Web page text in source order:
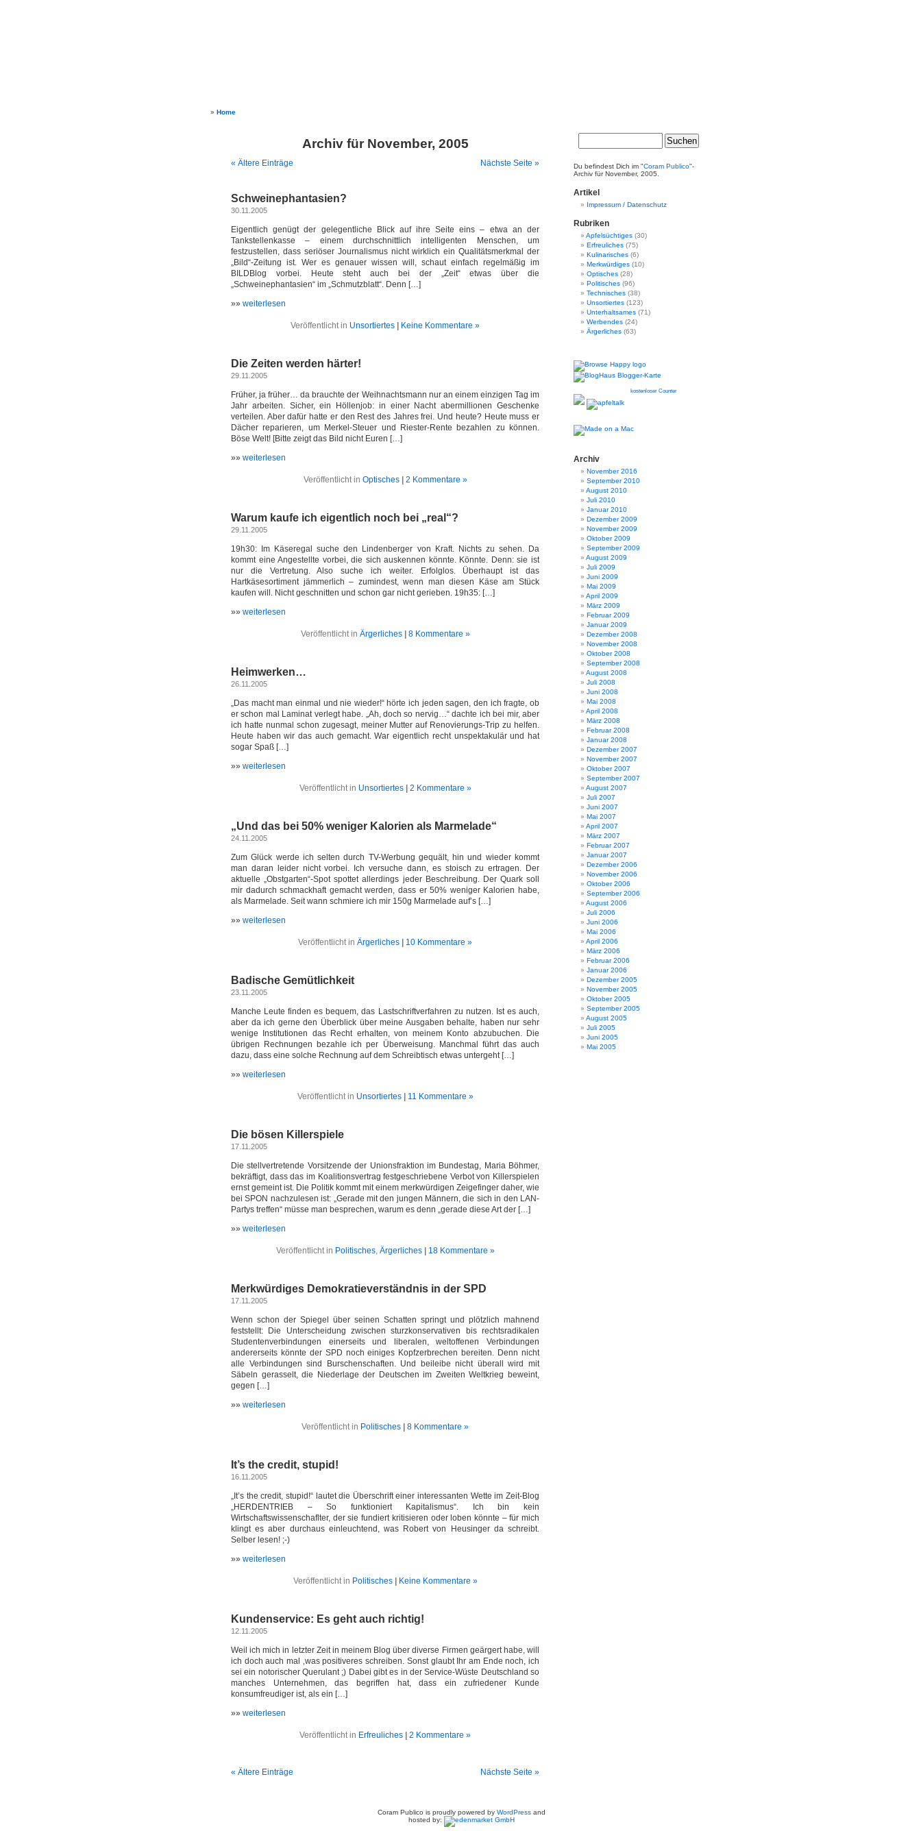
» Home
Archiv für November, 2005
« Ältere Einträge Nächste Seite »
Schweinephantasien?
30.11.2005
Eigentlich genügt der gelegentliche Blick auf ihre Seite eins – etwa an der
Tankstellenkasse – einem durchschnittlich intelligenten Menschen, um
festzustellen, dass seriöser Journalismus nicht wirklich ein Qualitätsmerkmal der
„Bild“-Zeitung ist. Wer es genauer wissen will, schaut einfach regelmäßig im
BILDBlog vorbei. Heute steht auch bei der „Zeit“ etwas über die
„Schweinephantasien“ im „Schmutzblatt“. Denn […]
»» weiterlesen
Veröffentlicht in Unsortiertes Keine Kommentare »
Die Zeiten werden härter!
29.11.2005
Früher, ja früher… da brauchte der Weihnachtsmann nur an einem einzigen Tag im
Jahr arbeiten. Sicher, ein Höllenjob: in einer Nacht abermillionen Geschenke
verteilen. Aber dafür hatte er den Rest des Jahres frei. Und heute? Heute muss er
Dächer reparieren, um Merkel-Steuer und Riester-Rente bezahlen zu können.
Böse Welt! [Bitte zeigt das Bild nicht Euren […]
»» weiterlesen
Veröffentlicht in Optisches 2 Kommentare »
Warum kaufe ich eigentlich noch bei „real“?
29.11.2005
19h30: Im Käseregal suche den Lindenberger von Kraft. Nichts zu sehen. Da
kommt eine Angestellte vorbei, die sich auskennen könnte. Könnte. Denn: sie ist
nur die Vertretung. Also suche ich weiter. Erfolglos. Überhaupt ist das
Hartkäsesortiment jämmerlich – zumindest, wenn man diesen Käse am Stück
kaufen will. Nicht geschnitten und schon gar nicht gerieben. 19h35: […]
»» weiterlesen
Veröffentlicht in Ärgerliches 8 Kommentare »
Heimwerken…
26.11.2005
„Das macht man einmal und nie wieder!“ hörte ich jeden sagen, den ich fragte, ob
er schon mal Laminat verlegt habe. „Ah, doch so nervig…“ dachte ich bei mir, aber
ich hatte nunmal schon zugesagt, meiner Mutter auf Renovierungs-Trip zu helfen.
Heute haben wir das auch gemacht. War eigentlich recht unspektakulär und hat
sogar Spaß […]
»» weiterlesen
Veröffentlicht in Unsortiertes 2 Kommentare »
„Und das bei 50% weniger Kalorien als Marmelade“
24.11.2005
Zum Glück werde ich selten durch TV-Werbung gequält, hin und wieder kommt
man daran leider nicht vorbei. Ich versuche dann, es stoisch zu ertragen. Der
aktuelle „Obstgarten“-Spot spottet allerdings jeder Beschreibung. Der Quark soll
mir dadurch schmackhaft gemacht werden, dass er 50% weniger Kalorien habe,
als Marmelade. Seit wann schmiere ich mir 150g Marmelade auf’s […]
»» weiterlesen
Veröffentlicht in Ärgerliches 10 Kommentare »
Badische Gemütlichkeit
23.11.2005
Manche Leute finden es bequem, das Lastschriftverfahren zu nutzen. Ist es auch,
aber da ich gerne den Überblick über meine Ausgaben behalte, haben nur sehr
wenige Institutionen das Recht erhalten, von meinem Konto abzubuchen. Die
übrigen Rechnungen bezahle ich per Überweisung. Manchmal führt das auch
dazu, dass eine solche Rechnung auf dem Schreibtisch etwas untergeht […]
»» weiterlesen
Veröffentlicht in Unsortiertes 11 Kommentare »
Die bösen Killerspiele
17.11.2005
Die stellvertretende Vorsitzende der Unionsfraktion im Bundestag, Maria Böhmer,
bekräftigt, dass das im Koalitionsvertrag festgeschriebene Verbot von Killerspielen
ernst gemeint ist. Die Politik kommt mit einem merkwürdigen Zeigefinger daher, wie
bei SPON nachzulesen ist: „Gerade mit den jungen Männern, die sich in den LAN-
Partys treffen“ müsse man besprechen, warum es denn „gerade diese Art der […]
»» weiterlesen
Veröffentlicht in Politisches, Ärgerliches 18 Kommentare »
Merkwürdiges Demokratieverständnis in der SPD
17.11.2005
Wenn schon der Spiegel über seinen Schatten springt und plötzlich mahnend
feststellt: Die Unterscheidung zwischen sturzkonservativen bis rechtsradikalen
Studentenverbindungen einerseits und liberalen, weltoffenen Verbindungen
andererseits könnte der SPD noch einiges Kopfzerbrechen bereiten. Denn nicht
alle Verbindungen sind Burschenschaften. Und beileibe nicht überall wird mit
Säbeln gerasselt, die Niederlage der Deutschen im Zweiten Weltkrieg beweint,
gegen […]
»» weiterlesen
Veröffentlicht in Politisches 8 Kommentare »
It’s the credit, stupid!
16.11.2005
„It’s the credit, stupid!“ lautet die Überschrift einer interessanten Wette im Zeit-Blog
„HERDENTRIEB – So funktioniert Kapitalismus“. Ich bin kein
Wirtschaftswissenschaflter, der sie fundiert kritisieren oder loben könnte – für mich
klingt es aber durchaus einleuchtend, was Robert von Heusinger da schreibt.
Selber lesen! ;-)
»» weiterlesen
Veröffentlicht in Politisches Keine Kommentare »
Kundenservice: Es geht auch richtig!
12.11.2005
Weil ich mich in letzter Zeit in meinem Blog über diverse Firmen geärgert habe, will
ich doch auch mal ‚was positiveres schreiben. Sonst glaubt Ihr am Ende noch, ich
sei ein notorischer Querulant ;) Dabei gibt es in der Service-Wüste Deutschland so
manches Unternehmen, das begriffen hat, dass ein zufriedener Kunde
konsumfreudiger ist, als ein […]
»» weiterlesen
Veröffentlicht in Erfreuliches 2 Kommentare »
« Ältere Einträge Nächste Seite »
Du befindest Dich im "Coram Publico"-
Archiv für November, 2005.
Artikel
Impressum / Datenschutz
Rubriken
Apfelsüchtiges (30)
Erfreuliches (75)
Kulinarisches (6)
Merkwürdiges (10)
Optisches (28)
Politisches (96)
Technisches (38)
Unsortiertes (123)
Unterhaltsames (71)
Werbendes (24)
Ärgerliches (63)
kostenloser Counter
Archiv
November 2016
September 2010
August 2010
Juli 2010
Januar 2010
Dezember 2009
November 2009
Oktober 2009
September 2009
August 2009
Juli 2009
Juni 2009
Mai 2009
April 2009
März 2009
Februar 2009
Januar 2009
Dezember 2008
November 2008
Oktober 2008
September 2008
August 2008
Juli 2008
Juni 2008
Mai 2008
April 2008
März 2008
Februar 2008
Januar 2008
Dezember 2007
November 2007
Oktober 2007
September 2007
August 2007
Juli 2007
Juni 2007
Mai 2007
April 2007
März 2007
Februar 2007
Januar 2007
Dezember 2006
November 2006
Oktober 2006
September 2006
August 2006
Juli 2006
Juni 2006
Mai 2006
April 2006
März 2006
Februar 2006
Januar 2006
Dezember 2005
November 2005
Oktober 2005
September 2005
August 2005
Juli 2005
Juni 2005
Mai 2005
Coram Publico is proudly powered by WordPressand
hosted by: